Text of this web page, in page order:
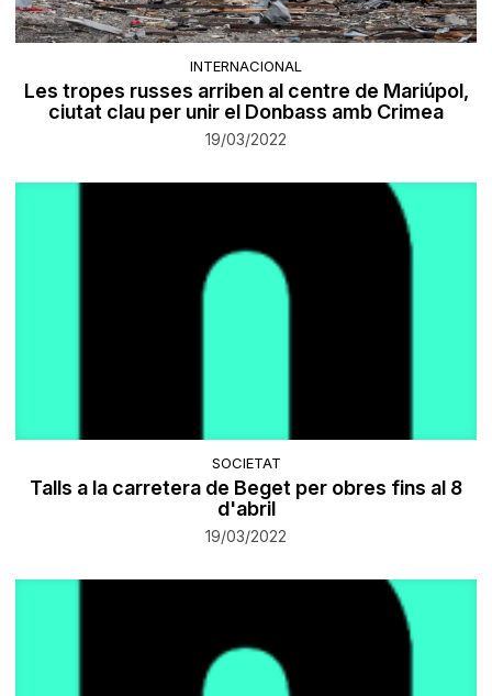
INTERNACIONAL
Les tropes russes arriben al centre de Mariúpol,
ciutat clau per unir el Donbass amb Crimea
19/03/2022
SOCIETAT
Talls a la carretera de Beget per obres fins al 8
d'abril
19/03/2022